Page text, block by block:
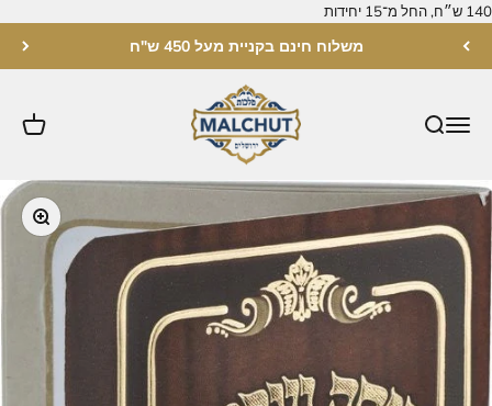
משלוח חינם בקניית מעל 450 ש"ח
מלכות ירושלים
תקריב